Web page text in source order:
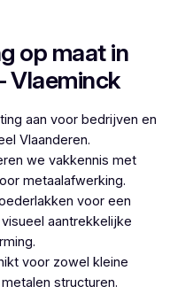
op maat in
Vlaeminck
aan voor bedrijven en
Vlaanderen.
we vakkennis met
metaalafwerking.
voor een
aantrekkelijke
voor zowel kleine
structuren.